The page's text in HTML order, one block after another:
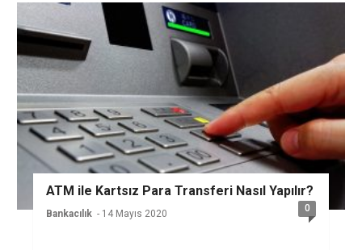
ATM ile Kartsız Para Transferi Nasıl Yapılır?
Bankacılık - 14 Mayıs 2020 0